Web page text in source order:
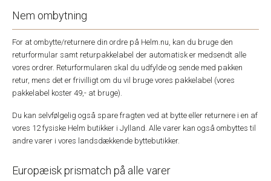
Nem ombytning
For at ombytte/returnere din ordre på Helm.nu, kan du bruge den
returformular samt returpakkelabel der automatisk er medsendt alle
vores ordrer. Returformularen skal du udfylde og sende med pakken
retur, mens det er frivilligt om du vil bruge vores pakkelabel (vores
pakkelabel koster 49,- at bruge).
Du kan selvfølgelig også spare fragten ved at bytte eller returnere i en af
vores 12 fysiske Helm butikker i Jylland. Alle varer kan også ombyttes til
andre varer i vores landsdækkende byttebutikker.
Europæisk prismatch på alle varer